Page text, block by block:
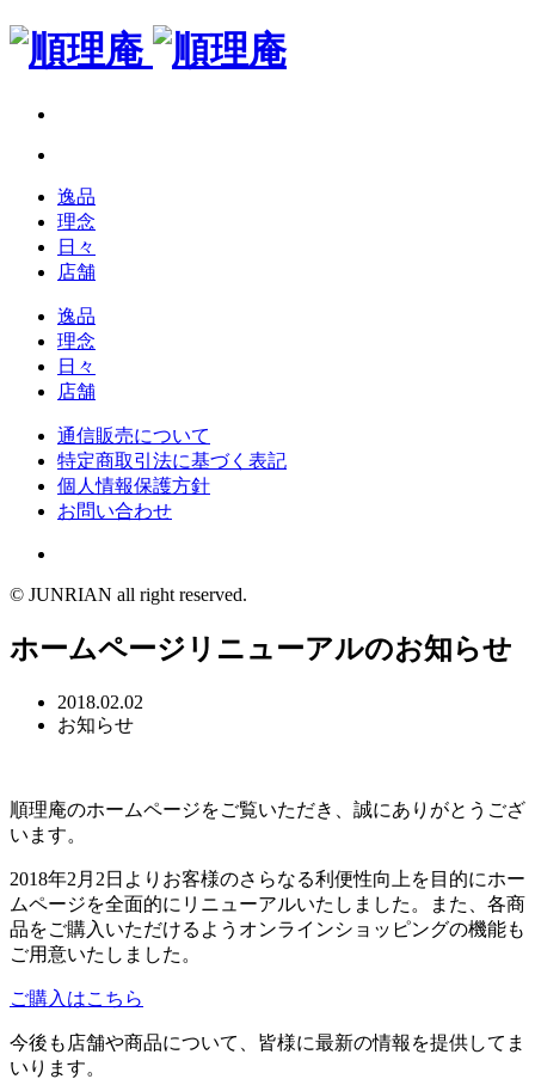
逸品
理念
日々
店舗
逸品
理念
日々
店舗
通信販売について
特定商取引法に基づく表記
個人情報保護方針
お問い合わせ
© JUNRIAN all right reserved.
ホームページリニューアルのお知らせ
2018.02.02
お知らせ
順理庵のホームページをご覧いただき、誠にありがとうござ
います。
2018年2月2日よりお客様のさらなる利便性向上を目的にホー
ムページを全面的にリニューアルいたしました。また、各商
品をご購入いただけるようオンラインショッピングの機能も
ご用意いたしました。
ご購入はこちら
今後も店舗や商品について、皆様に最新の情報を提供してま
いります。